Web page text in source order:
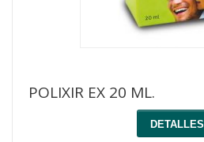
POLIXIR EX 20 ML.
DETALLES